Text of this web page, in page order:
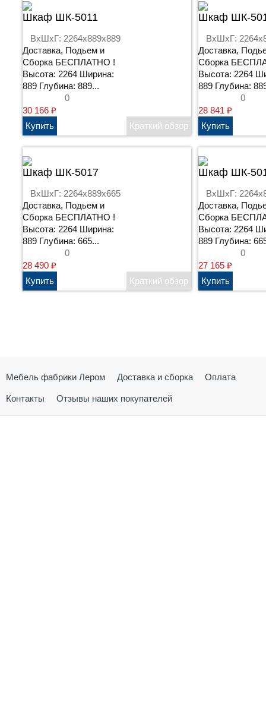
Шкаф ШК-5011
ВхШхГ: 2264x889x889
Доставка, Подьем и
Сборка БЕСПЛАТНО !
Высота: 2264 Ширина:
889 Глубина: 889...
0
30 166 ₽
Шкаф ШК-
ВхШхГ:
Доставка,
Сборка
Высота: 2264
889 Глубина:
0
28 841 ₽
Шкаф ШК-5017
ВхШхГ: 2264x889x665
Доставка, Подьем и
Сборка БЕСПЛАТНО !
Высота: 2264 Ширина:
889 Глубина: 665...
0
28 490 ₽
Шкаф ШК-
ВхШхГ:
Доставка,
Сборка
Высота: 2264
889 Глубина:
0
27 165 ₽
Мебель фабрики Лером Доставка и сборка Оплата
Контакты Отзывы наших покупателей